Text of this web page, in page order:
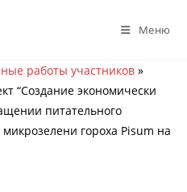
Меню
работы участников »
“Создание экономически
питательного
гороха Pisum на